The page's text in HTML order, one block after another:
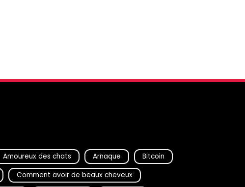
Amoureux des chats Arnaque
Bitcoin
Comment avoir de beaux cheveux